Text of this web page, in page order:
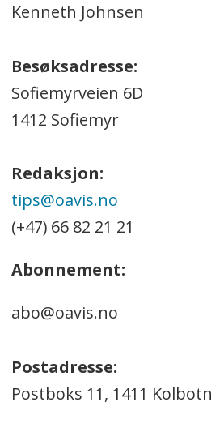
Kenneth Johnsen
Besøksadresse:
Sofiemyrveien 6D
1412 Sofiemyr
Redaksjon:
tips@oavis.no
(+47) 66 82 21 21
Abonnement:
abo@oavis.no
Postadresse:
Postboks 11, 1411 Kolbotn